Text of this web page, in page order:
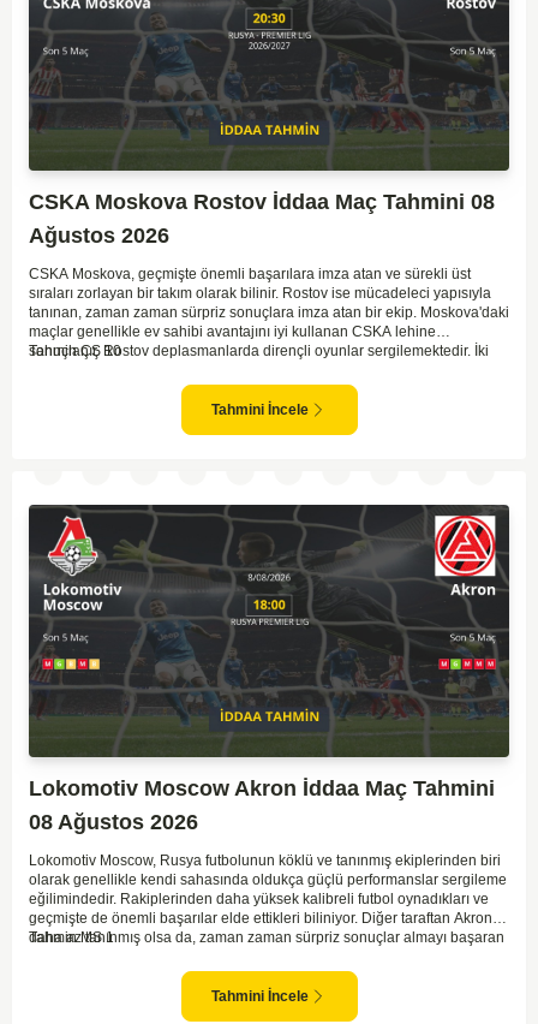
CSKA Moskova Rostov İddaa Maç Tahmini 08
Ağustos 2026
CSKA Moskova, geçmişte önemli başarılara imza atan ve sürekli üst
sıraları zorlayan bir takım olarak bilinir. Rostov ise mücadeleci yapısıyla
tanınan, zaman zaman sürpriz sonuçlara imza atan bir ekip. Moskova'daki
maçlar genellikle ev sahibi avantajını iyi kullanan CSKA lehine
sonuçlanır. Rostov deplasmanlarda dirençli oyunlar sergilemektedir. İki
göstermektedir. CSKA'nın evinde oynayacak olması ve genel istatistikler
göz önüne alındığında, CSKA'nın sahasında kolay kolay puan
kaybetmeyeceğini söyleyebiliriz.
Tahmin ÇŞ 10
Tahmini İncele
Lokomotiv Moscow Akron İddaa Maç Tahmini
08 Ağustos 2026
Lokomotiv Moscow, Rusya futbolunun köklü ve tanınmış ekiplerinden biri
olarak genellikle kendi sahasında oldukça güçlü performanslar sergileme
eğilimindedir. Rakiplerinden daha yüksek kalibreli futbol oynadıkları ve
geçmişte de önemli başarılar elde ettikleri biliniyor. Diğer taraftan Akron,
daha az tanınmış olsa da, zaman zaman sürpriz sonuçlar almayı başaran
ve güçlü ekipler karşısında istikrarlı bir performans sergilemekte
zorlanabilirler. Lokomotiv Moscow'un mevcut form durumunun ve evinde
oynama avantajının, bu karşılaşmada belirleyici olması muhtemel
Tahmin MS 1
Tahmini İncele